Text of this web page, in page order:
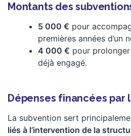
Montants des
5 000 € pour
premières années d’un
4 000 € pour
déjà engagé.
Dépenses financées par
La subvention sert
liés à l’intervention de la